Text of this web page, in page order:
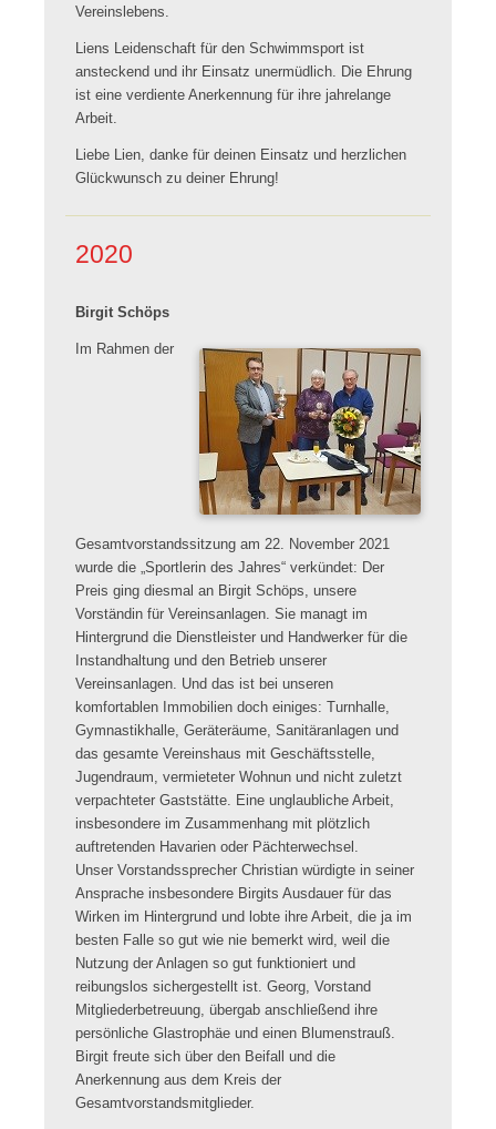
Vereinslebens.
Liens Leidenschaft für den Schwimmsport ist
ansteckend und ihr Einsatz unermüdlich. Die Ehrung
ist eine verdiente Anerkennung für ihre jahrelange
Arbeit.
Liebe Lien, danke für deinen Einsatz und herzlichen
Glückwunsch zu deiner Ehrung!
2020
Birgit Schöps
Im Rahmen der
Gesamtvorstandssitzung am 22. November 2021
wurde die „Sportlerin des Jahres“ verkündet: Der
Preis ging diesmal an Birgit Schöps, unsere
Vorständin für Vereinsanlagen. Sie managt im
Hintergrund die Dienstleister und Handwerker für die
Instandhaltung und den Betrieb unserer
Vereinsanlagen. Und das ist bei unseren
komfortablen Immobilien doch einiges: Turnhalle,
Gymnastikhalle, Geräteräume, Sanitäranlagen und
das gesamte Vereinshaus mit Geschäftsstelle,
Jugendraum, vermieteter Wohnun und nicht zuletzt
verpachteter Gaststätte. Eine unglaubliche Arbeit,
insbesondere im Zusammenhang mit plötzlich
auftretenden Havarien oder Pächterwechsel.
Unser Vorstandssprecher Christian würdigte in seiner
Ansprache insbesondere Birgits Ausdauer für das
Wirken im Hintergrund und lobte ihre Arbeit, die ja im
besten Falle so gut wie nie bemerkt wird, weil die
Nutzung der Anlagen so gut funktioniert und
reibungslos sichergestellt ist. Georg, Vorstand
Mitgliederbetreuung, übergab anschließend ihre
persönliche Glastrophäe und einen Blumenstrauß.
Birgit freute sich über den Beifall und die
Anerkennung aus dem Kreis der
Gesamtvorstandsmitglieder.